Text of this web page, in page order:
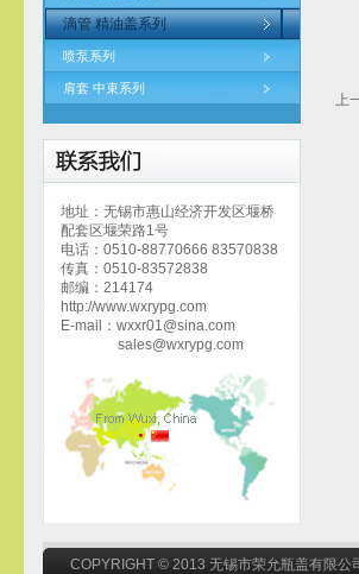
滴管 精油盖系列
喷泵系列
肩套 中束系列
地址：无锡市惠山经济开发区堰桥
配套区堰荣路1号
电话：0510-88770666 83570838
传真：0510-83572838
邮编：214174
http://www.wxrypg.com
E-mail：wxxr01@sina.com
sales@wxrypg.com
上
COPYRIGHT © 2013 无锡市荣允瓶盖有限公